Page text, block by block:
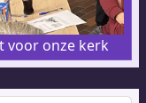
voor onze kerk